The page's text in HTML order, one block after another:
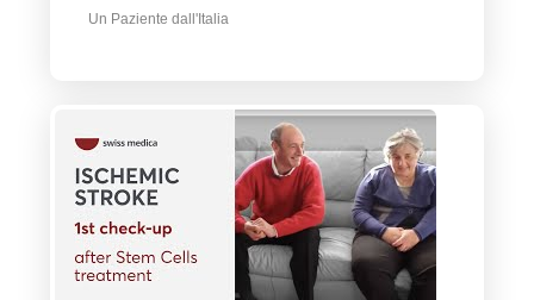
Un Paziente dall'Italia